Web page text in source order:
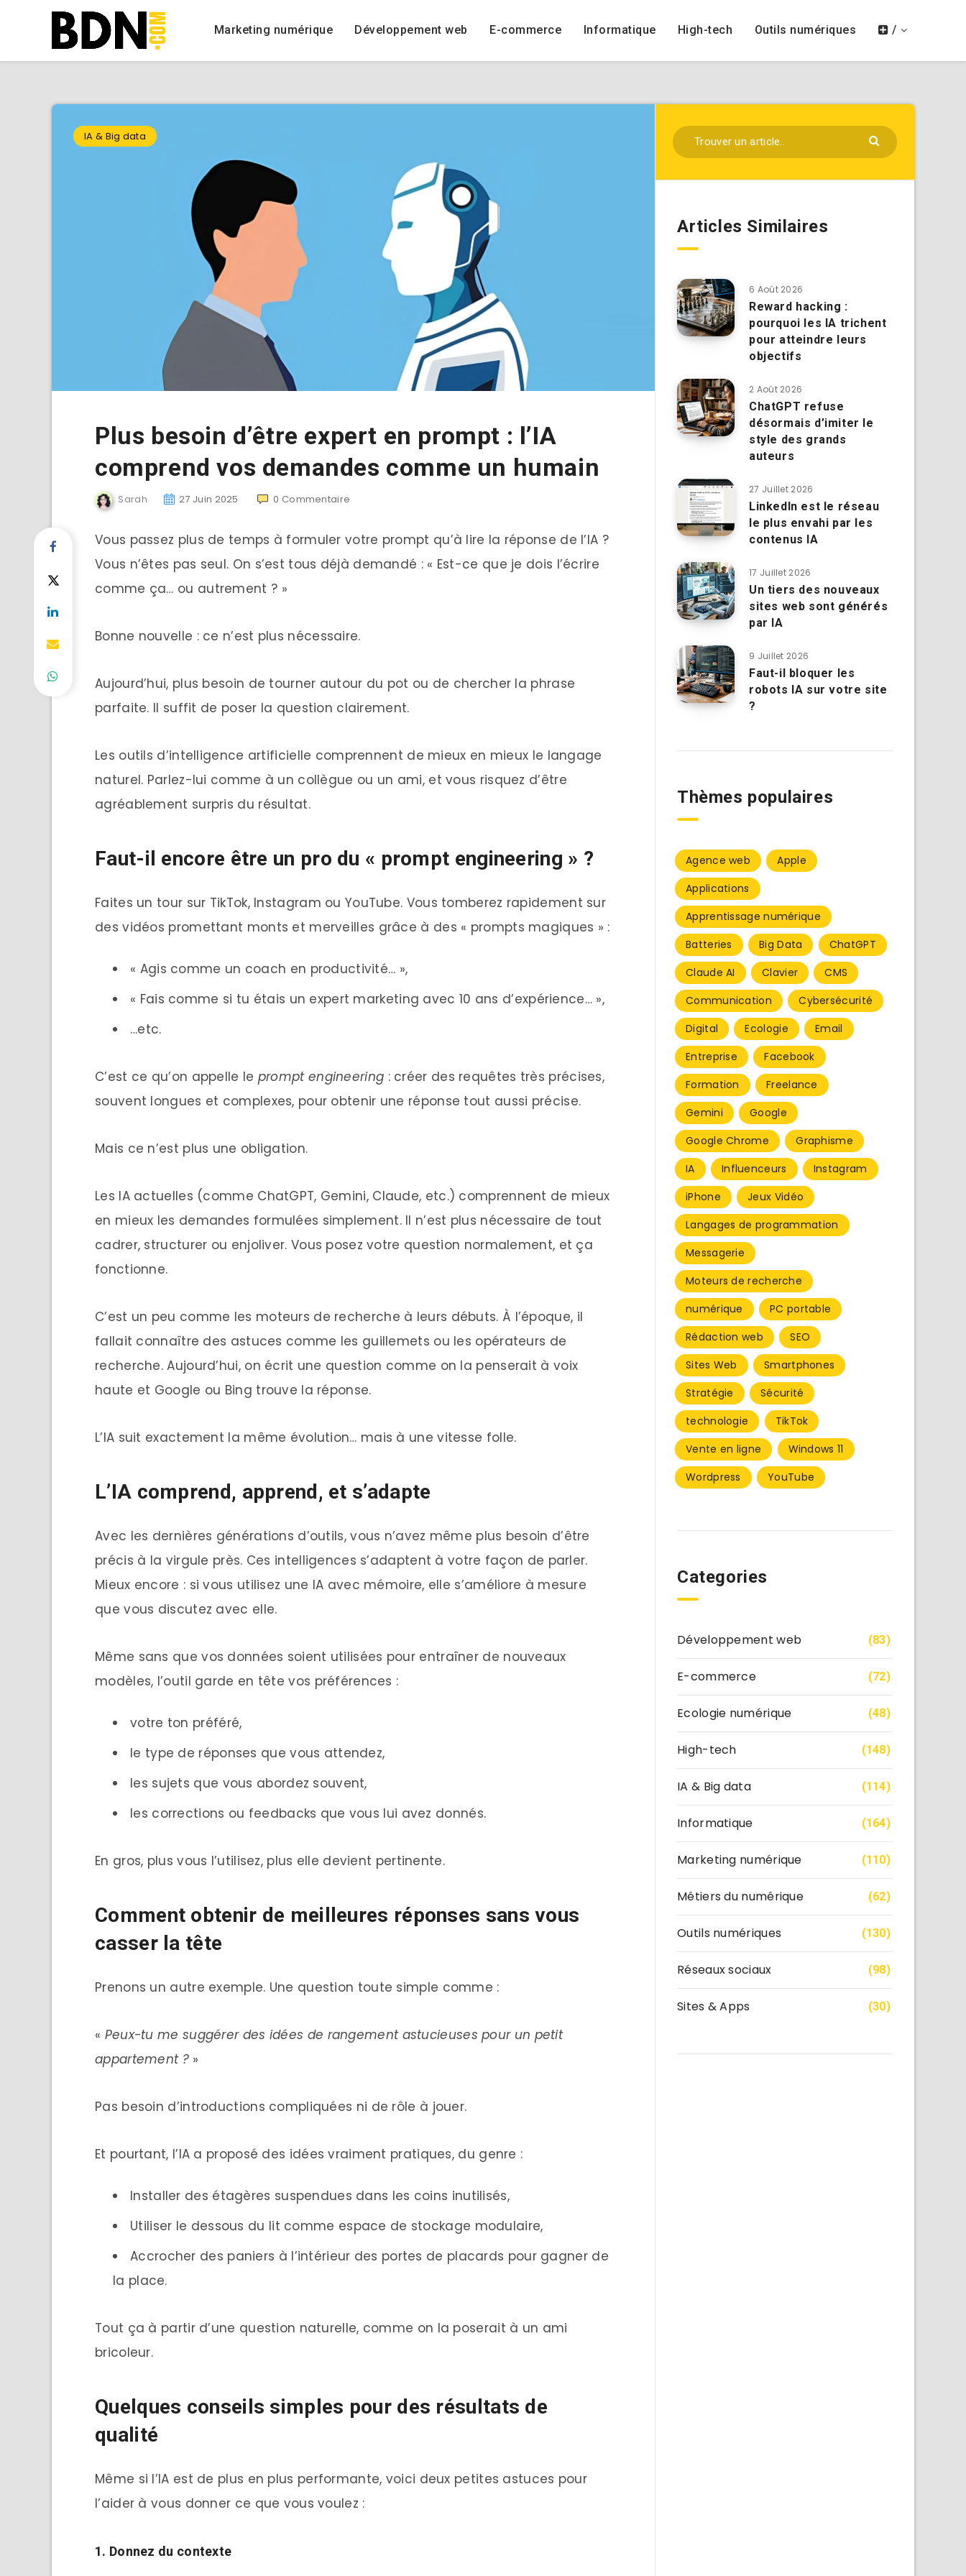
Marketing numérique Développement web E-commerce Informatique High-tech Outils numériques /
IA & Big data
Plus besoin d’être expert en prompt : l’IA
comprend vos demandes comme un humain
Sarah 27 Juin 2025 0 Commentaire
Vous passez plus de temps à formuler votre prompt qu’à lire la réponse de l’IA ?
Vous n’êtes pas seul. On s’est tous déjà demandé : « Est-ce que je dois l’écrire
comme ça… ou autrement ? »
Bonne nouvelle : ce n’est plus nécessaire.
Aujourd’hui, plus besoin de tourner autour du pot ou de chercher la phrase
parfaite. Il suffit de poser la question clairement.
Les outils d’intelligence artificielle comprennent de mieux en mieux le langage
naturel. Parlez-lui comme à un collègue ou un ami, et vous risquez d’être
agréablement surpris du résultat.
Faut-il encore être un pro du « prompt engineering » ?
Faites un tour sur TikTok, Instagram ou YouTube. Vous tomberez rapidement sur
des vidéos promettant monts et merveilles grâce à des « prompts magiques » :
« Agis comme un coach en productivité… »,
« Fais comme si tu étais un expert marketing avec 10 ans d’expérience… »,
…etc.
C’est ce qu’on appelle le prompt engineering : créer des requêtes très précises,
souvent longues et complexes, pour obtenir une réponse tout aussi précise.
Mais ce n’est plus une obligation.
Les IA actuelles (comme ChatGPT, Gemini, Claude, etc.) comprennent de mieux
en mieux les demandes formulées simplement. Il n’est plus nécessaire de tout
cadrer, structurer ou enjoliver. Vous posez votre question normalement, et ça
fonctionne.
C’est un peu comme les moteurs de recherche à leurs débuts. À l’époque, il
fallait connaître des astuces comme les guillemets ou les opérateurs de
recherche. Aujourd’hui, on écrit une question comme on la penserait à voix
haute et Google ou Bing trouve la réponse.
L’IA suit exactement la même évolution… mais à une vitesse folle.
L’IA comprend, apprend, et s’adapte
Avec les dernières générations d’outils, vous n’avez même plus besoin d’être
précis à la virgule près. Ces intelligences s’adaptent à votre façon de parler.
Mieux encore : si vous utilisez une IA avec mémoire, elle s’améliore à mesure
que vous discutez avec elle.
Même sans que vos données soient utilisées pour entraîner de nouveaux
modèles, l’outil garde en tête vos préférences :
votre ton préféré,
le type de réponses que vous attendez,
les sujets que vous abordez souvent,
les corrections ou feedbacks que vous lui avez donnés.
En gros, plus vous l’utilisez, plus elle devient pertinente.
Comment obtenir de meilleures réponses sans vous
casser la tête
Prenons un autre exemple. Une question toute simple comme :
« Peux-tu me suggérer des idées de rangement astucieuses pour un petit
appartement ? »
Pas besoin d’introductions compliquées ni de rôle à jouer.
Et pourtant, l’IA a proposé des idées vraiment pratiques, du genre :
Installer des étagères suspendues dans les coins inutilisés,
Utiliser le dessous du lit comme espace de stockage modulaire,
Accrocher des paniers à l’intérieur des portes de placards pour gagner de
la place.
Tout ça à partir d’une question naturelle, comme on la poserait à un ami
bricoleur.
Quelques conseils simples pour des résultats de
qualité
Même si l’IA est de plus en plus performante, voici deux petites astuces pour
l’aider à vous donner ce que vous voulez :
1. Donnez du contexte
Articles Similaires
6 Août 2026
Reward hacking :
pourquoi les IA trichent
pour atteindre leurs
objectifs
2 Août 2026
ChatGPT refuse
désormais d’imiter le
style des grands
auteurs
27 Juillet 2026
LinkedIn est le réseau
le plus envahi par les
contenus IA
17 Juillet 2026
Un tiers des nouveaux
sites web sont générés
par IA
9 Juillet 2026
Faut-il bloquer les
robots IA sur votre site
?
Thèmes populaires
Agence web
Apple
Applications
Apprentissage numérique
Batteries
Big Data
ChatGPT
Claude AI
Clavier
CMS
Communication
Cybersécurité
Digital
Ecologie
Email
Entreprise
Facebook
Formation
Freelance
Gemini
Google
Google Chrome
Graphisme
IA
Influenceurs
Instagram
iPhone
Jeux Vidéo
Langages de programmation
Messagerie
Moteurs de recherche
numérique
PC portable
Rédaction web
SEO
Sites Web
Smartphones
Stratégie
Sécurité
technologie
TikTok
Vente en ligne
Windows 11
Wordpress
YouTube
Categories
Développement web (83)
E-commerce (72)
Ecologie numérique (48)
High-tech (148)
IA & Big data (114)
Informatique (164)
Marketing numérique (110)
Métiers du numérique (62)
Outils numériques (130)
Réseaux sociaux (98)
Sites & Apps (30)